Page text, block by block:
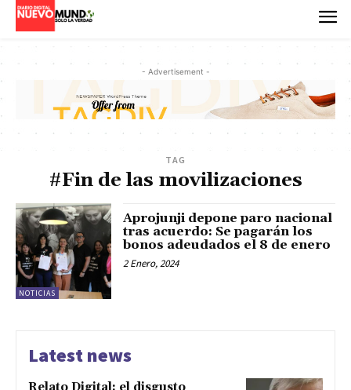
- Advertisement -
TAG
#Fin de las movilizaciones
NOTICIAS
Aprojunji depone paro nacional
tras acuerdo: Se pagarán los
bonos adeudados el 8 de enero
2 Enero, 2024
Latest news